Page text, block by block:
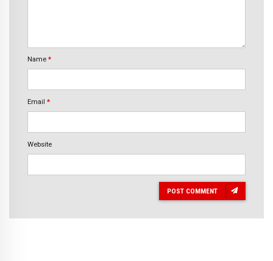
Name *
Email *
Website
POST COMMENT